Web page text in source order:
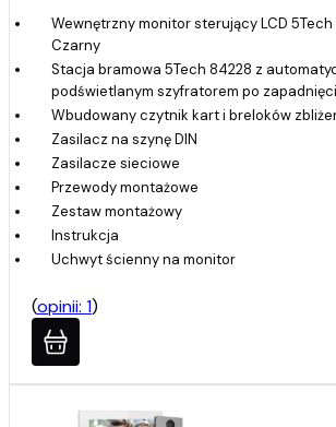
Wewnętrzny monitor sterujący LCD 5Tech
Czarny
Stacja bramowa 5Tech 84228 z
podświetlanym szyfratorem po
Wbudowany czytnik kart i breloków
Zasilacz na szynę DIN
Zasilacze sieciowe
Przewody montażowe
Zestaw montażowy
Instrukcja
Uchwyt ścienny na monitor
(opinii: 1)